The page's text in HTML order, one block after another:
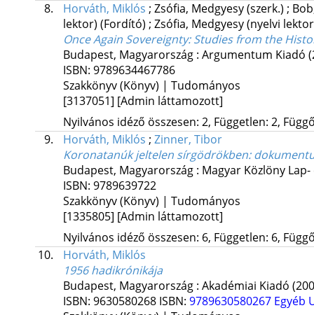
8.
Horváth, Miklós ; Zsófia, Medgyesy(szerk.) ;
lektor) (Fordító) ; Zsófia, Medgyesy (nyelvi
Once Again Sovereignty: Studies from the
Budapest, Magyarország : Argumentum Kiadó
ISBN: 9789634467786
Szakkönyv (Könyv) | Tudományos
[3137051] [Admin láttamozott]
Nyilvános idéző összesen: 2, Független: 2,
9.
Horváth, Miklós ; Zinner, Tibor
Koronatanúk jeltelen sírgödrökben:
Budapest, Magyarország : Magyar Közlöny
ISBN: 9789639722
Szakkönyv (Könyv) | Tudományos
[1335805] [Admin láttamozott]
Nyilvános idéző összesen: 6, Független: 6,
10.
Horváth, Miklós
1956 hadikrónikája
Budapest, Magyarország : Akadémiai Kiadó
ISBN: 9630580268 ISBN: 9789630580267 Egyéb